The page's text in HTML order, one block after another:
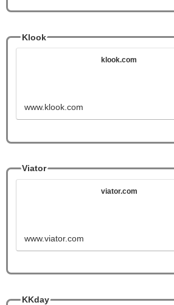
Klook
klook.com
www.klook.com
Viator
viator.com
www.viator.com
KKday